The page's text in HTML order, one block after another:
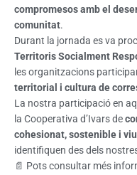
compromesos amb el
comunitat.
Durant la jornada es va
Territoris Socialment
les organitzacions
territorial i cultura de
La nostra participació en
la Cooperativa d’Ivars de
cohesionat, sostenible i viu
identifiquen des dels
📄 Pots consultar més